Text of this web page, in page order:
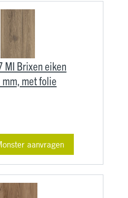
MI Brixen eiken
met folie
aanvragen